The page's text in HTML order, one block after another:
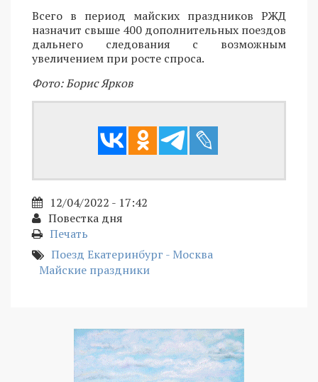
Всего в период майских праздников РЖД
назначит свыше 400 дополнительных поездов
дальнего следования с возможным
увеличением при росте спроса.
Фото: Борис Ярков
12/04/2022 - 17:42
Повестка дня
Печать
Поезд Екатеринбург - Москва
Майские праздники